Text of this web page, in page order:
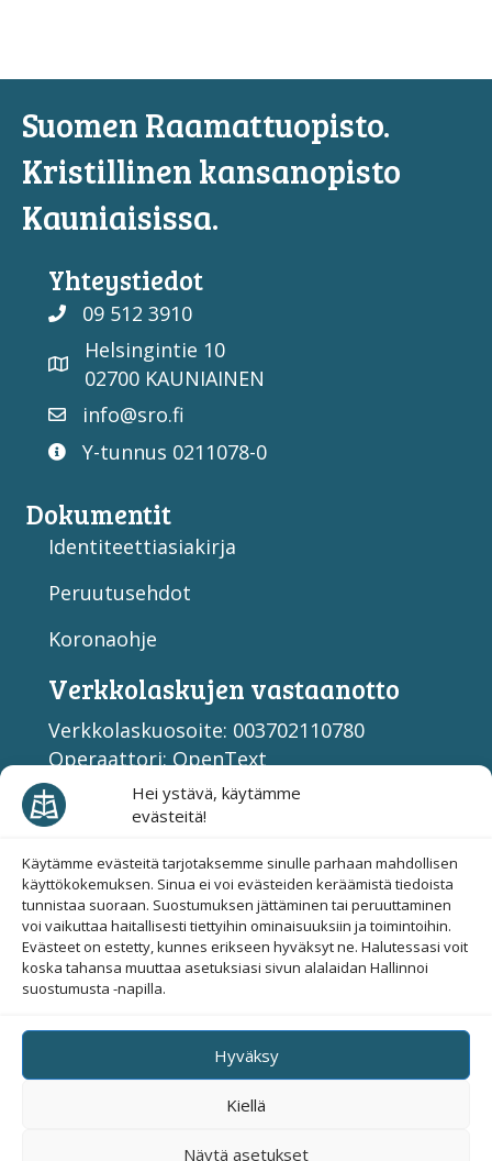
Hei ystävä, käytämme
evästeitä!
Käytämme evästeitä tarjotaksemme sinulle parhaan mahdollisen
käyttökokemuksen. Sinua ei voi evästeiden keräämistä tiedoista
tunnistaa suoraan. Suostumuksen jättäminen tai peruuttaminen
voi vaikuttaa haitallisesti tiettyihin ominaisuuksiin ja toimintoihin.
Evästeet on estetty, kunnes erikseen hyväksyt ne. Halutessasi voit
koska tahansa muuttaa asetuksiasi sivun alalaidan Hallinnoi
suostumusta -napilla.
Hyväksy
Kiellä
Näytä asetukset
Suomen Raamattuopisto.
Kristillinen kansanopisto
Kauniaisissa.
Yhteystiedot
09 512 3910
Helsingintie 10
02700 KAUNIAINEN
info@sro.fi
Y-tunnus 0211078-0
Dokumentit
Identiteettiasiakirja
Peruutusehdot
Koronaohje
Verkko­laskujen vastaan­otto
Verkkolaskuosoite: 003702110780
Operaattori: OpenText
Välittäjän tunnus: 003708599126
Raamattuopisto somessa
Evästesuostumus
© 2019-2026 Suomen Raamattuopisto